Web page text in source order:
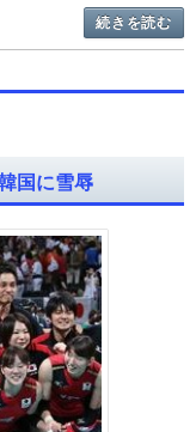
続きを読む
国に雪辱